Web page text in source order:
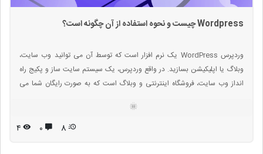
Wordpress چیست و نحوه استفاده از آن چگونه است؟
وردپرس WordPress یک نرم افزار است که توسط آن می توانید وب سایت،
وبلاگ یا اپلیکیشن بسازید. در واقع وردپرس، یک سیستم سایت ساز و پکیج راه
انداز وب سایت، فروشگاه اینترنتی و وبلاگ است که به صورت رایگان شما می
خود نصب کنید و سپس وب سایت خود را به طور کامل با جزئیات و امکانات
متفاوت و طرح دلخواه بر روی آن راه اندازی کرده و مطالب و بخشهای مختلف
8 ۰ ۴